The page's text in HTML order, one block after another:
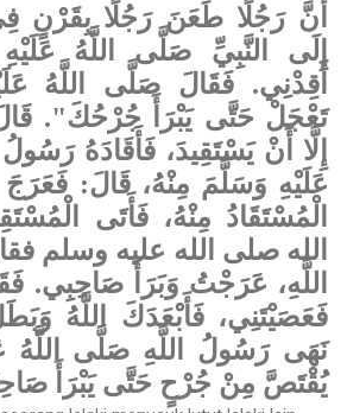
أَنَّ رَجُلًا طَعَنَ رَجُلًا بِقَرْنٍ
إِلَى النَّبِيِّ صَلَّى اللَّهُ
أَقِدْنِي. فَقَالَ صَلَّى اللَّهُ
تَعْجَلْ حَتَّى يَبْرَأَ جُرْحُكَ".
إِلَّا أَنْ يَسْتَقِيدَ، فَأَقَادَهُ
عَلَيْهِ وَسَلَّمَ مِنْهُ، قَالَ: فَعَرَجَ
الْمُسْتَقَادُ مِنْهُ، فَأَتَى
الله صلى الله عليه وسلم
اللَّهِ، عَرَجْتُ وَبَرَأَ صَاحِبِي.
فَعَصَيْتَنِي، فَأَبْعَدَكَ اللَّهُ
نَهَى رَسُولُ اللَّهِ صَلَّى اللَّهُ
يُقْتَصَّ مِنْ جُرْحٍ حَتَّى يَبْرَأَ